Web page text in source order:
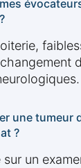
une tumeur
?
un